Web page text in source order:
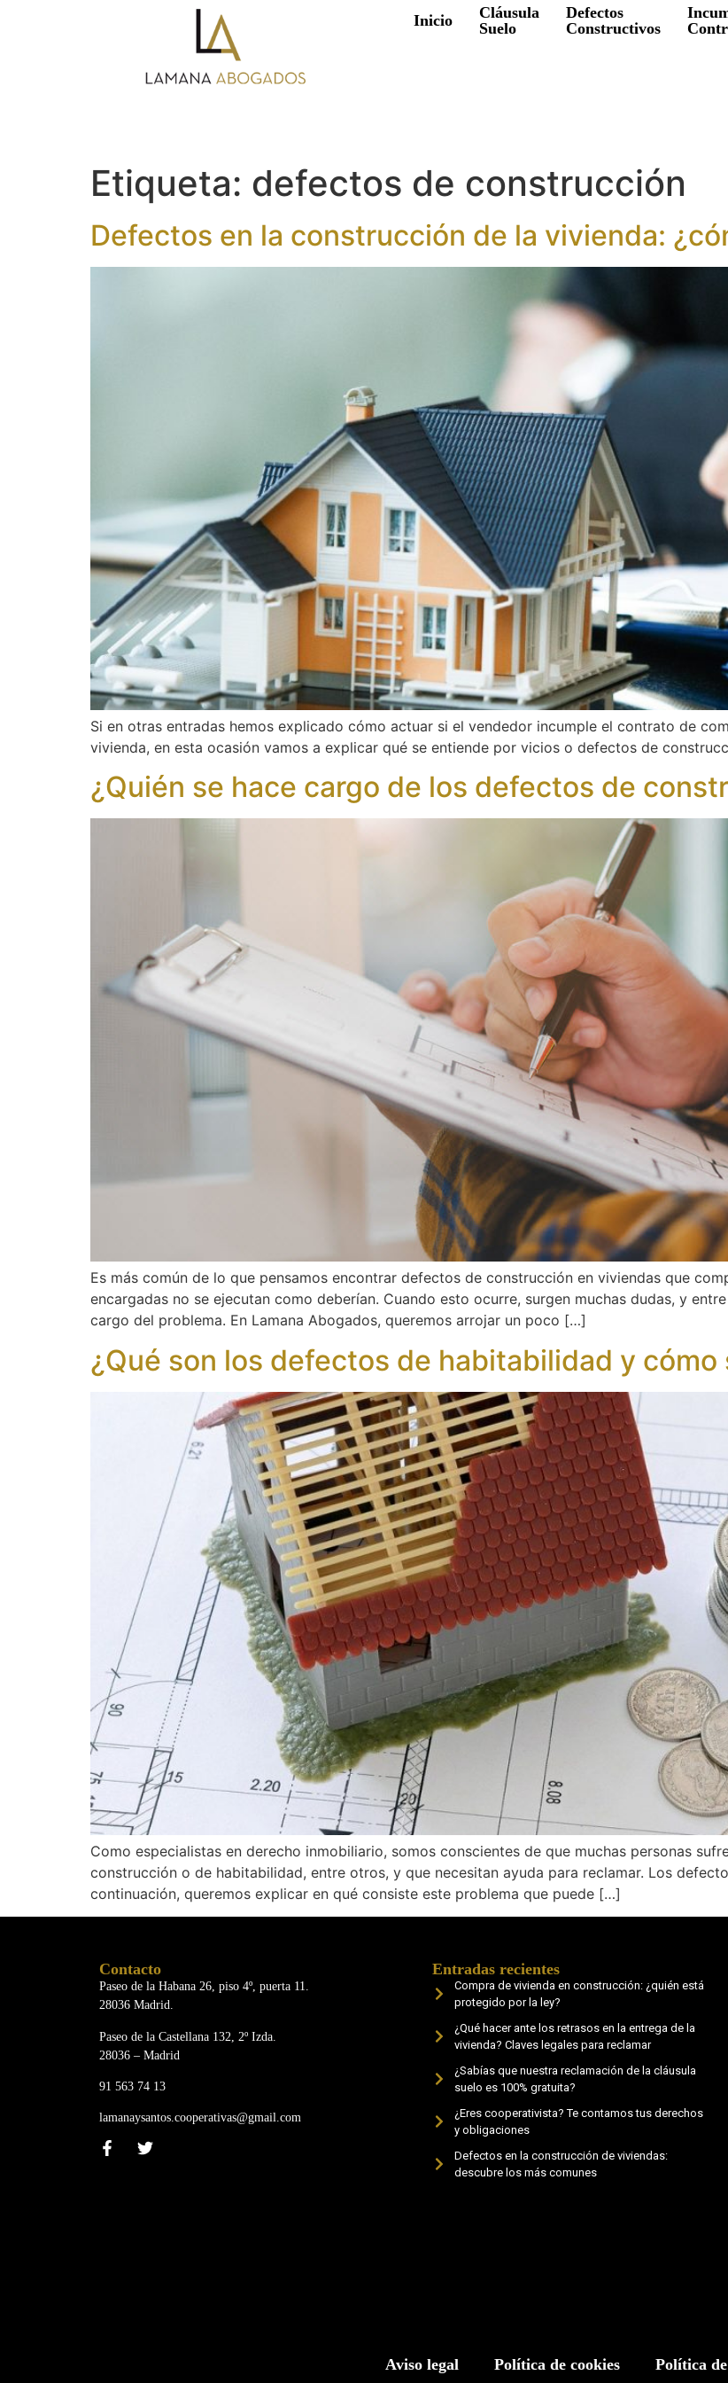
Inicio
Cláusula
Suelo
Defectos
Constructivos
Etiqueta: defectos de construcción
Defectos en la construcción de la vivienda:
Si en otras entradas hemos explicado cómo actuar si el vendedor incumple el contrato de
vivienda, en esta ocasión vamos a explicar qué se entiende por vicios o defectos de
¿Quién se hace cargo de los defectos de
Es más común de lo que pensamos encontrar defectos de construcción en viviendas que
encargadas no se ejecutan como deberían. Cuando esto ocurre, surgen muchas dudas, y
cargo del problema. En Lamana Abogados, queremos arrojar un poco […]
¿Qué son los defectos de habitabilidad y cómo
Como especialistas en derecho inmobiliario, somos conscientes de que muchas personas
construcción o de habitabilidad, entre otros, y que necesitan ayuda para reclamar. Los
continuación, queremos explicar en qué consiste este problema que puede […]
Contacto
Paseo de la Habana 26, piso 4º, puerta 11.
28036 Madrid.
Paseo de la Castellana 132, 2º Izda.
28036 – Madrid
91 563 74 13
lamanaysantos.cooperativas@gmail.com
Entradas recientes
Compra de vivienda en construcción: ¿quién está
protegido por la ley?
¿Qué hacer ante los retrasos en la entrega de la
vivienda? Claves legales para reclamar
¿Sabías que nuestra reclamación de la cláusula
suelo es 100% gratuita?
¿Eres cooperativista? Te contamos tus derechos
y obligaciones
Defectos en la construcción de viviendas:
descubre los más comunes
Aviso legal Política de cookies Política